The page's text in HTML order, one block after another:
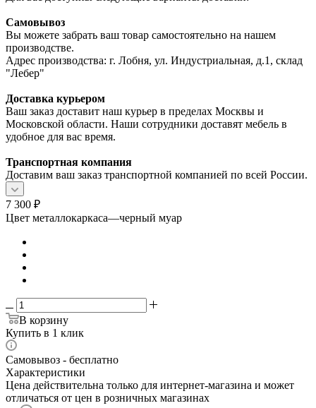
Самовывоз
Вы можете забрать ваш товар самостоятельно на нашем
производстве.
Адрес производства: г. Лобня, ул. Индустриальная, д.1, склад
"Лебер"
Доставка курьером
Ваш заказ доставит наш курьер в пределах Москвы и
Московской области. Наши сотрудники доставят мебель в
удобное для вас время.
Транспортная компания
Доставим ваш заказ транспортной компанией по всей России.
7 300 ₽
Цвет металлокаркаса—черный муар
В корзину
Купить в 1 клик
Самовывоз - бесплатно
Характеристики
Цена действительна только для интернет-магазина и может
отличаться от цен в розничных магазинах